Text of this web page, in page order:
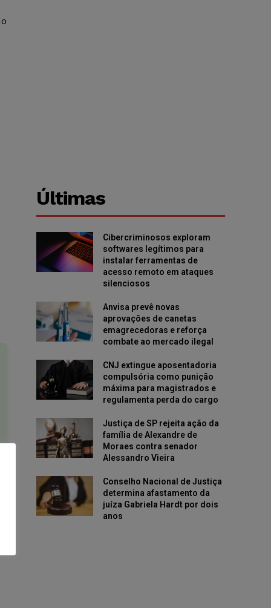
Últimas
Cibercriminosos exploram
softwares legítimos para
instalar ferramentas de
acesso remoto em ataques
silenciosos
Anvisa prevê novas
aprovações de canetas
emagrecedoras e reforça
combate ao mercado ilegal
CNJ extingue aposentadoria
compulsória como punição
máxima para magistrados e
regulamenta perda do cargo
Justiça de SP rejeita ação da
família de Alexandre de
Moraes contra senador
Alessandro Vieira
Conselho Nacional de Justiça
determina afastamento da
juíza Gabriela Hardt por dois
anos